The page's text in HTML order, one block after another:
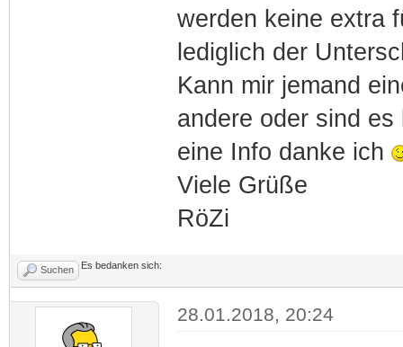
werden keine extra
lediglich der
Kann mir jemand
andere oder sind
eine Info danke ich
Viele Grüße
RöZi
Suchen Es bedanken sich:
28.01.2018, 20:24